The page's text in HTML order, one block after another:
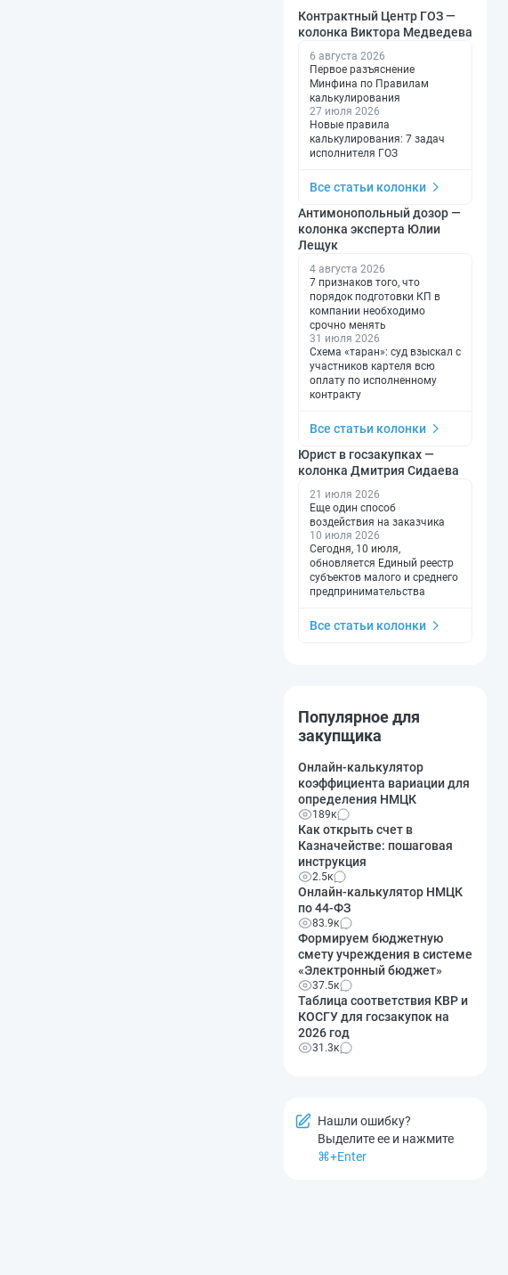
Контрактный Центр ГОЗ —
колонка Виктора Медведева
6 августа 2026
Первое разъяснение
Минфина по Правилам
калькулирования
27 июля 2026
Новые правила
калькулирования: 7 задач
исполнителя ГОЗ
Все статьи колонки
Антимонопольный дозор —
колонка эксперта Юлии
Лещук
4 августа 2026
7 признаков того, что
порядок подготовки КП в
компании необходимо
срочно менять
31 июля 2026
Схема «таран»: суд взыскал с
участников картеля всю
оплату по исполненному
контракту
Все статьи колонки
Юрист в госзакупках —
колонка Дмитрия Сидаева
21 июля 2026
Еще один способ
воздействия на заказчика
10 июля 2026
Сегодня, 10 июля,
обновляется Единый реестр
субъектов малого и среднего
предпринимательства
Все статьи колонки
Популярное для
закупщика
Онлайн-калькулятор
коэффициента вариации для
определения НМЦК
189к
Как открыть счет в
Казначействе: пошаговая
инструкция
2.5к
Онлайн-калькулятор НМЦК
по 44-ФЗ
83.9к
Формируем бюджетную
смету учреждения в системе
«Электронный бюджет»
37.5к
Таблица соответствия КВР и
КОСГУ для госзакупок на
2026 год
31.3к
Нашли ошибку?
Выделите ее и нажмите
⌘+Enter